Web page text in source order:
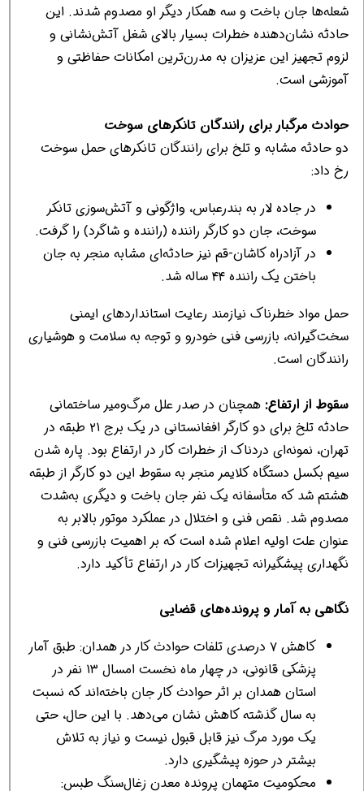
شعله‌ها جان باخت و سه همکار دیگر او مصدوم شدند. این
حادثه نشان‌دهنده خطرات بسیار بالای شغل آتش‌نشانی و
لزوم تجهیز این عزیزان به مدرن‌ترین امکانات حفاظتی و
آموزشی است.
حوادث مرگبار برای رانندگان تانکرهای سوخت
دو حادثه مشابه و تلخ برای رانندگان تانکرهای حمل سوخت
رخ داد:
در جاده لار به بندرعباس، واژگونی و آتش‌سوزی تانکر
سوخت، جان دو کارگر راننده (راننده و شاگرد) را گرفت.
در آزادراه کاشان-قم نیز حادثه‌ای مشابه منجر به جان
باختن یک راننده ۴۴ ساله شد.
حمل مواد خطرناک نیازمند رعایت استانداردهای ایمنی
سخت‌گیرانه، بازرسی فنی خودرو و توجه به سلامت و هوشیاری
رانندگان است.
سقوط از ارتفاع: همچنان در صدر علل مرگ‌ومیر ساختمانی
حادثه تلخ برای دو کارگر افغانستانی در یک برج ۲۱ طبقه در
تهران، نمونه‌ای دردناک از خطرات کار در ارتفاع بود. پاره شدن
سیم بکسل دستگاه کلایمر منجر به سقوط این دو کارگر از طبقه
هشتم شد که متأسفانه یک نفر جان باخت و دیگری به‌شدت
مصدوم شد. نقص فنی و اختلال در عملکرد موتور بالابر به
عنوان علت اولیه اعلام شده است که بر اهمیت بازرسی فنی و
نگهداری پیشگیرانه تجهیزات کار در ارتفاع تأکید دارد.
نگاهی به آمار و پرونده‌های قضایی
کاهش ۷ درصدی تلفات حوادث کار در همدان: طبق آمار
پزشکی قانونی، در چهار ماه نخست امسال ۱۳ نفر در
استان همدان بر اثر حوادث کار جان باخته‌اند که نسبت
به سال گذشته کاهش نشان می‌دهد. با این حال، حتی
یک مورد مرگ نیز قابل قبول نیست و نیاز به تلاش
بیشتر در حوزه پیشگیری دارد.
محکومیت متهمان پرونده معدن زغال‌سنگ طبس: